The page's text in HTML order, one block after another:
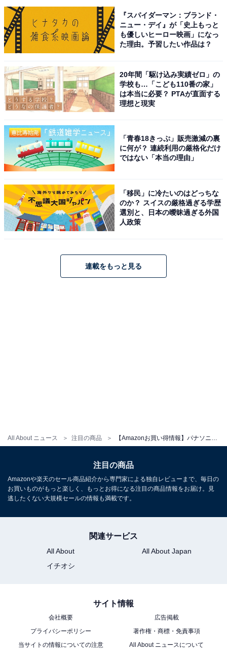
All About ニュース 注目の商品
【Amazonタイムセール】ハイコーキ「イン
パクトレンチ」がお買い得【5月19日】
【今日チェックしたい】パナソニックの人気商品5
パナソニック「EZ1PD1X-R」
Amazonで見る
パナソニック「EZ76A1X-H」
パナソニック(Panasonic) 充電インパクトドライバー 本
体のみ(電池パック・充電器・ケース別売) デュアル
EZ76A1X-H グレー
Amazonで見る
『スパイダーマン：ブランド・
ニュー・デイ』が「史上もっと
も優しいヒーロー映画」になっ
た理由。予習したい作品は？
20年間「駆け込み実績ゼロ」の
学校も…「こども110番の家」
は本当に必要？ PTAが直面する
理想と現実
「青春18きっぷ」販売激減の裏
に何が？ 連続利用の厳格化だけ
ではない「本当の理由」
「移民」に冷たいのはどっちな
のか？ スイスの厳格過ぎる学歴
選別と、日本の曖昧過ぎる外国
人政策
連載をもっと見る
注目の商品
Amazonや楽天のセール商品紹介から専門家による独自レビューまで、毎日の
お買いものがもっと楽しく、もっとお得になる注目の商品情報をお届け。見
逃したくない大規模セールの情報も満載です。
関連サービス
All About
All About Japan
イチオシ
サイト情報
会社概要
広告掲載
プライバシーポリシー
著作権・商標・免責事項
当サイトの情報についての注意
All About ニュースについて